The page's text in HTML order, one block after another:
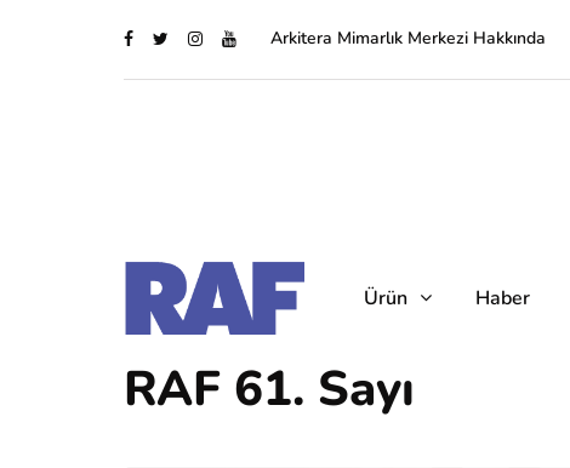
Arkitera Mimarlık Merkezi Hakkında
Ürün Haber
RAF 61. Sayı